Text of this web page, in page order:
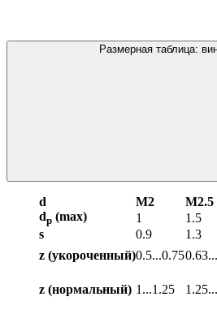
Размерная таблица:
d М2 М2.5
dp (max) 1 1.5
s
0.9 1.3
z (укороченный)0.5...0.75
z (нормальный) 1...1.25